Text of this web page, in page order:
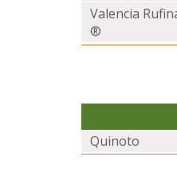
Valencia
®
Quinoto